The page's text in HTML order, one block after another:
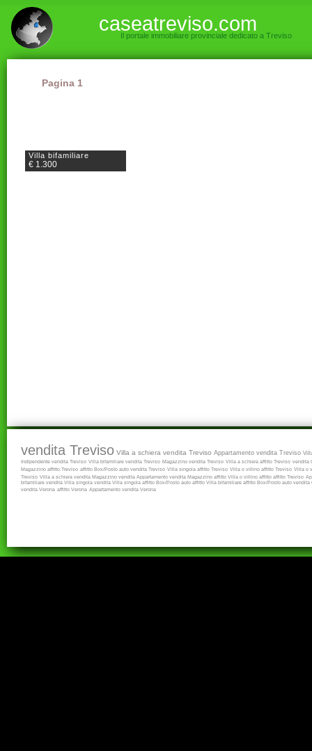
caseatreviso.com
Il portale immobiliare provinciale dedicato a Treviso
Pagina 1
Villa bifamiliare
€ 1.300
vendita Treviso Villa a schiera vendita Treviso Appartamento vendita Treviso
Indipendente vendita Treviso Villa bifamiliare vendita Treviso Magazzino vendita Treviso Villa a schiera affitto Treviso vendita
Magazzino affitto Treviso affitto Box/Posto auto vendita Treviso Villa singola affitto Treviso Villa o villino affitto Treviso Villa o
Treviso Villa a schiera vendita Magazzino vendita Appartamento vendita Magazzino affitto Villa o villino affitto affitto Treviso
bifamiliare vendita Villa singola vendita Villa singola affitto Box/Posto auto affitto Villa bifamiliare affitto Box/Posto auto vendita
vendita Verona affitto Verona Appartamento vendita Verona